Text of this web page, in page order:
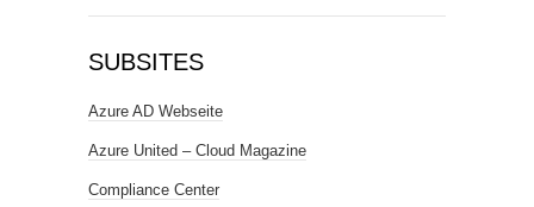
SUBSITES
Azure AD Webseite
Azure United – Cloud Magazine
Compliance Center